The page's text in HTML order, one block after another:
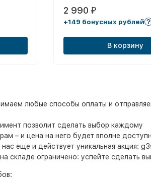
2 990 ₽
+149 бонусных рублей
В корзину
любые способы оплаты и
позволит сделать выбор каждому
– и цена на него будет вполне
еще и действует уникальная акция:
складе ограничено: успейте сделать